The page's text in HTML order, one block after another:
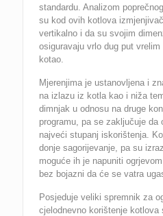
standardu. Analizom
su kod ovih kotlova
vertikalno i da su svojim
osiguravaju vrlo dug put
kotao.
Mjerenjima je ustanovljena i
na izlazu iz kotla kao i niža
dimnjak u odnosu na druge
programu, pa se zaključuje da
najveći stupanj iskorištenja.
donje sagorijevanje, pa su
moguće ih je napuniti
bez bojazni da će se vatra
Posjeduje veliki spremnik za
cjelodnevno korištenje kotlova